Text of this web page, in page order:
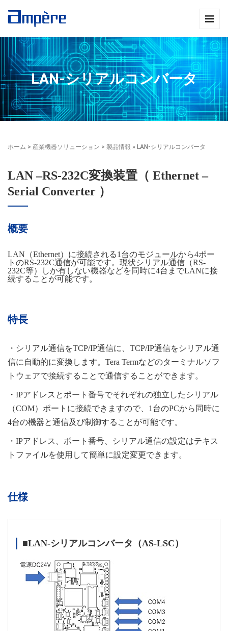
LAN-シリアルコンバータ
ホーム > 産業機器ソリューション > 製品情報 » LAN-シリアルコンバータ
LAN –RS-232C変換装置（ Ethernet –
Serial Converter ）
概要
LAN（Ethernet）に接続される1台のモジュールから4ポー
トのRS-232C通信が可能です。現状シリアル通信（RS-
232C等）しか有しない機器などを同時に4台までLANに接
続することが可能です。
特長
・シリアル通信をTCP/IP通信に、TCP/IP通信をシリアル通
信に自動的に変換します。Tera Termなどのターミナルソフ
トウェアで接続することで通信することができます。
・IPアドレスとポート番号でそれぞれの独立したシリアル
（COM）ポートに接続できますので、1台のPCから同時に
4台の機器と通信及び制御することが可能です。
・IPアドレス、ポート番号、シリアル通信の設定はテキス
トファイルを使用して簡単に設定変更できます。
仕様
■LAN-シリアルコンバータ（AS-LSC）